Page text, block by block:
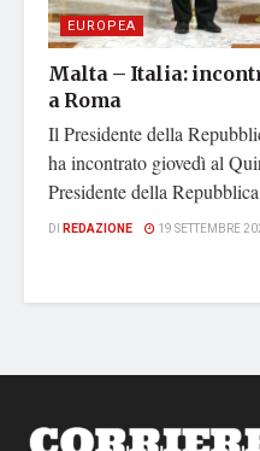
EUROPEA
Malta – Italia:
a Roma
Il Presidente della
ha incontrato giovedì al
Presidente della
DI REDAZIONE 19 SETTEMBRE